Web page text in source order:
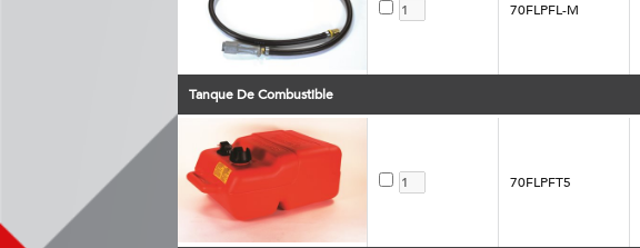
70FLPFL-M
Tanque De Combustible
70FLPFT5